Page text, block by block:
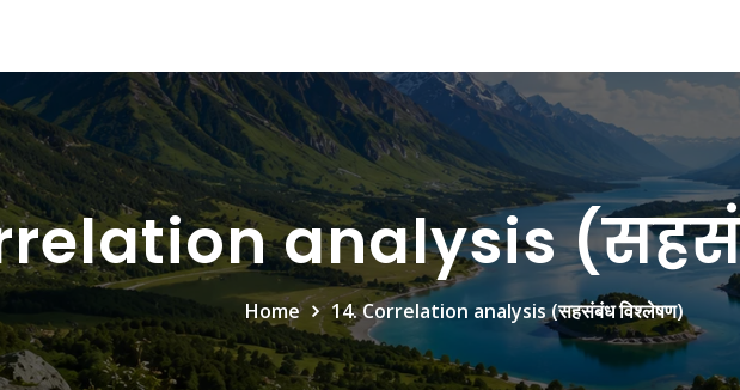
analysis
Home 14. Correlation analysis (सहसंबंध विश्लेषण)